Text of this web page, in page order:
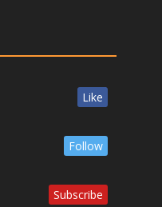
Like
Follow
Subscribe